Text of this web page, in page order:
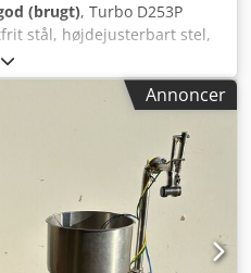
(brugt), Turbo D253P
stål, højdejusterbart stel,
minidepositionshoved med
ramme, mobil
Annoncer